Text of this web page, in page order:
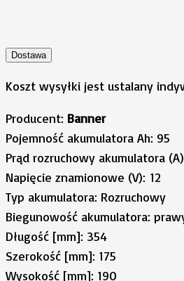
Dostawa
Koszt wysyłki jest ustalany
Producent: Banner
Pojemność akumulatora Ah: 95
Prąd rozruchowy akumulatora
Napięcie znamionowe (V): 12
Typ akumulatora: Rozruchowy
Biegunowość akumulatora:
Długość [mm]: 354
Szerokość [mm]: 175
Wysokość [mm]: 190